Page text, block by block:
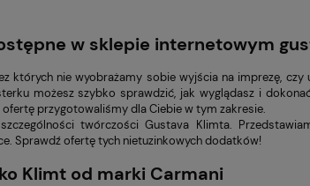
w sklepie internetowym
nie wyobrażamy sobie wyjścia na imprezę, czy
możesz szybko sprawdzić, jak wyglądasz i
przygotowaliśmy dla Ciebie w tym zakresie.
twórczości Gustava Klimta.
Sprawdź ofertę tych nietuzinkowych dodatków!
Klimt od marki Carmani